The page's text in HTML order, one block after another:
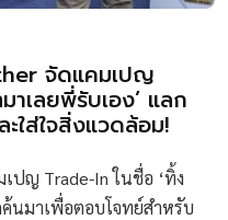
จัดแคมเปญ
าเลยพี่รับเอง’ แลก
ะใส่ใจสิ่งแวดล้อม!
ปญ Trade-In ในชื่อ ‘ทิ้ง
ค้นมาเพื่อตอบโจทย์สำหรับ